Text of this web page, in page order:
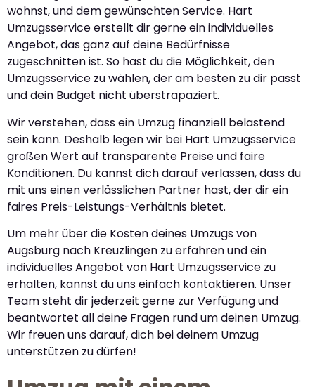
wohnst, und dem gewünschten Service. Hart
Umzugsservice erstellt dir gerne ein individuelles
Angebot, das ganz auf deine Bedürfnisse
zugeschnitten ist. So hast du die Möglichkeit, den
Umzugsservice zu wählen, der am besten zu dir passt
und dein Budget nicht überstrapaziert.
Wir verstehen, dass ein Umzug finanziell belastend
sein kann. Deshalb legen wir bei Hart Umzugsservice
großen Wert auf transparente Preise und faire
Konditionen. Du kannst dich darauf verlassen, dass du
mit uns einen verlässlichen Partner hast, der dir ein
faires Preis-Leistungs-Verhältnis bietet.
Um mehr über die Kosten deines Umzugs von
Augsburg nach Kreuzlingen zu erfahren und ein
individuelles Angebot von Hart Umzugsservice zu
erhalten, kannst du uns einfach kontaktieren. Unser
Team steht dir jederzeit gerne zur Verfügung und
beantwortet all deine Fragen rund um deinen Umzug.
Wir freuen uns darauf, dich bei deinem Umzug
unterstützen zu dürfen!